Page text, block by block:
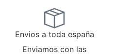
Envios a toda españa
Enviamos con las